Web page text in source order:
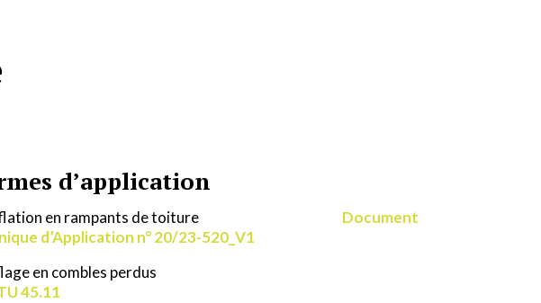
d’application
en rampants de toiture
Document
d’Application n° 20/23-520_V1
en combles perdus
45.11